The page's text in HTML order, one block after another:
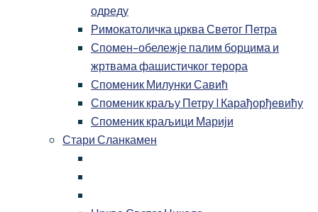
одреду
Римокатоличка црква Светог Петра
Спомен-обележје палим борцима и
жртвама фашистичког терора
Споменик Милунки Савић
Споменик краљу Петру I Карађорђевићу
Споменик краљици Марији
Стари Сланкамен